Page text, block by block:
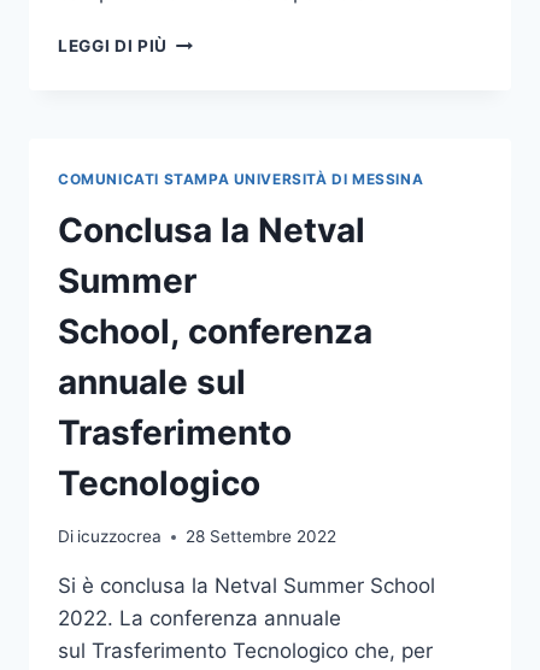
LEGGI DI PIÙ CONCLUSA
APPLICATIONS
GEOFORENSICS
COMUNICATI STAMPA UNIVERSITÀ DI MESSINA
Conclusa la Netval
Summer
School, conferenza
annuale sul
Trasferimento
Tecnologico
Di icuzzocrea 28 Settembre 2022
Si è conclusa la Netval Summer School
2022. La conferenza annuale
sul Trasferimento Tecnologico che, per